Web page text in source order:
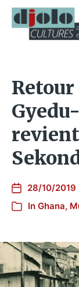
Retour
28/10/2019
In Ghana,